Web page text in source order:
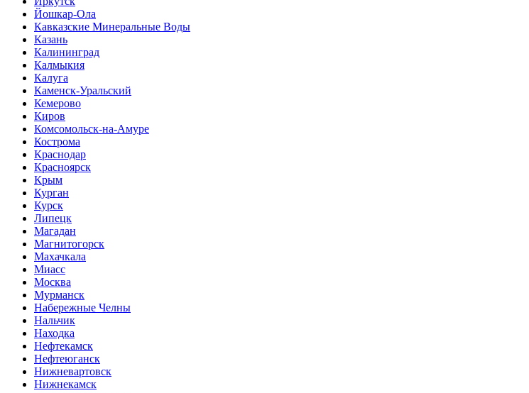
Йошкар-Ола
Кавказские Минеральные Воды
Казань
Калининград
Калмыкия
Калуга
Каменск-Уральский
Кемерово
Киров
Комсомольск-на-Амуре
Кострома
Краснодар
Красноярск
Крым
Курган
Курск
Липецк
Магадан
Магнитогорск
Махачкала
Миасс
Москва
Мурманск
Набережные Челны
Нальчик
Находка
Нефтекамск
Нефтеюганск
Нижневартовск
Нижнекамск